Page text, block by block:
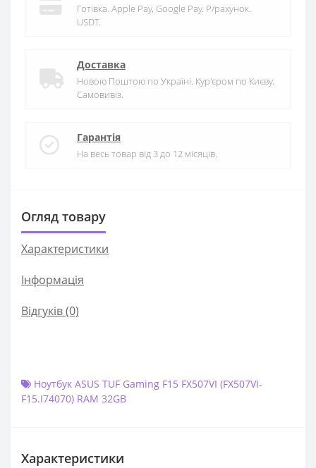
Готівка. Apple Pay, Google Pay. Р/рахунок.
USDT.
Доставка
Новою Поштою по Україні. Кур'єром по Києву.
Самовивіз.
Гарантія
На весь товар від 3 до 12 місяців.
Огляд товару
Характеристики
Iнформація
Відгуків (0)
Ноутбук ASUS TUF Gaming F15 FX507VI (FX507VI-
F15.I74070) RAM 32GB
Характеристики